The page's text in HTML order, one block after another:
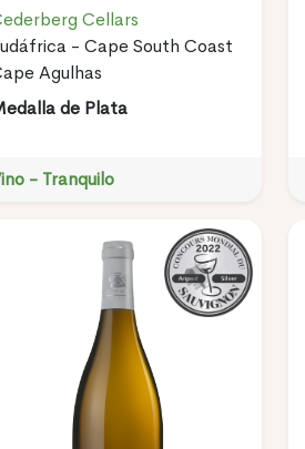
Cellars
- Cape South Coast
Agulhas
de Plata
- Tranquilo